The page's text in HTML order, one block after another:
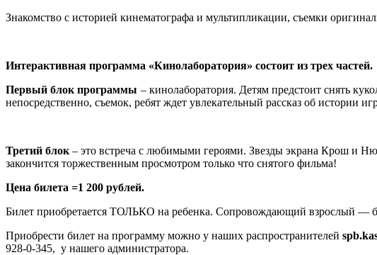
Знакомство с историей кинематографа и мультипликации, съемки
Интерактивная программа «Кинолаборатория» состоит из трех частей.
Первый блок программы – кинолаборатория. Детям предстоит снять
непосредственно, съемок, ребят ждет увлекательный рассказ об истории
Третий блок – это встреча с любимыми героями. Звезды экрана Крош и
закончится торжественным просмотром только что снятого фильма!
Цена билета =1 200 рублей.
Билет приобретается ТОЛЬКО на ребенка. Сопровождающий взрослый —
Приобрести билет на программу можно у наших распространителей
928-0-345, у нашего администратора.